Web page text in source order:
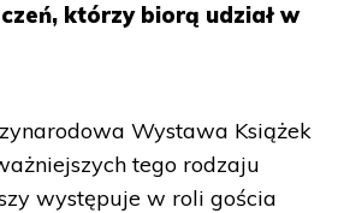
którzy biorą udział w
Wystawa Książek
tego rodzaju
występuje w roli gościa